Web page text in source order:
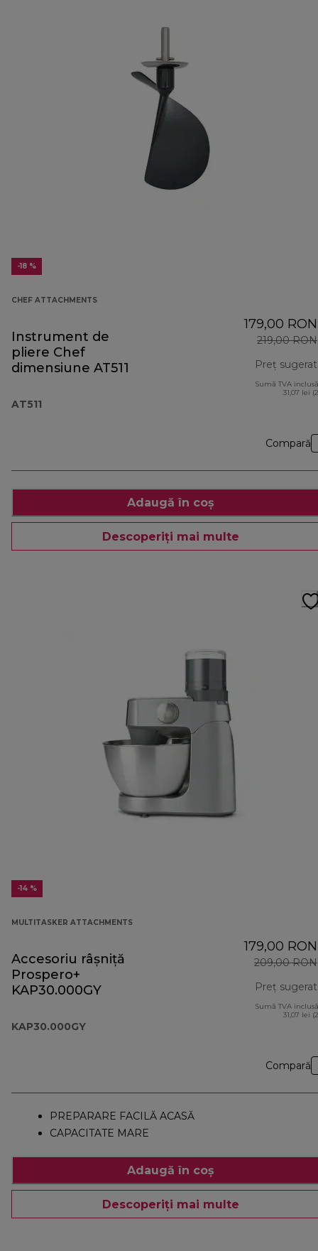
-18 %
CHEF ATTACHMENTS
Instrument de
pliere Chef
dimensiune AT511
AT511
179,00 RON
219,00 RON
Preț sugerat
Sumă TVA
31,07 lei
Compară
Adaugă în coș
Descoperiți mai multe
-14 %
MULTITASKER ATTACHMENTS
Accesoriu râșniță
Prospero+
KAP30.000GY
KAP30.000GY
179,00 RON
209,00 RON
Preț sugerat
Sumă TVA
31,07 lei
Compară
PREPARARE FACILĂ ACASĂ
CAPACITATE MARE
Adaugă în coș
Descoperiți mai multe